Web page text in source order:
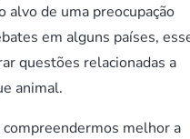
alvo de uma preocupação
em alguns países,
questões relacionadas a
animal.
melhor a